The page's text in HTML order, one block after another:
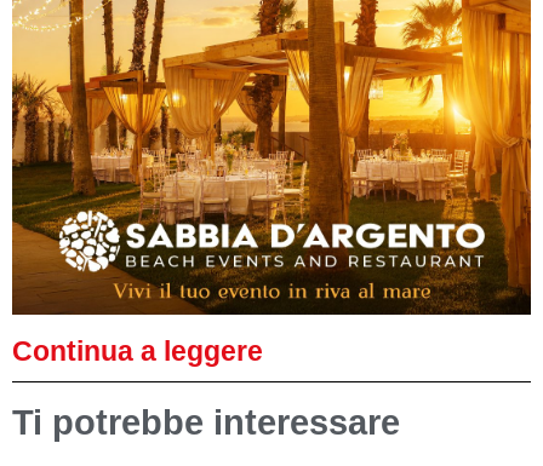
Continua a leggere
Ti potrebbe interessare